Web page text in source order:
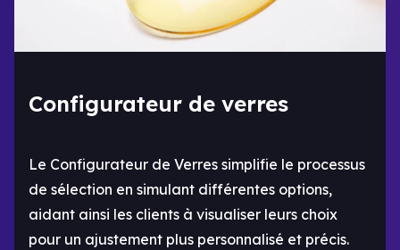
Configurateur de verres
Le Configurateur de Verres simplifie le processus
de sélection en simulant différentes options,
aidant ainsi les clients à visualiser leurs choix
pour un ajustement plus personnalisé et précis.